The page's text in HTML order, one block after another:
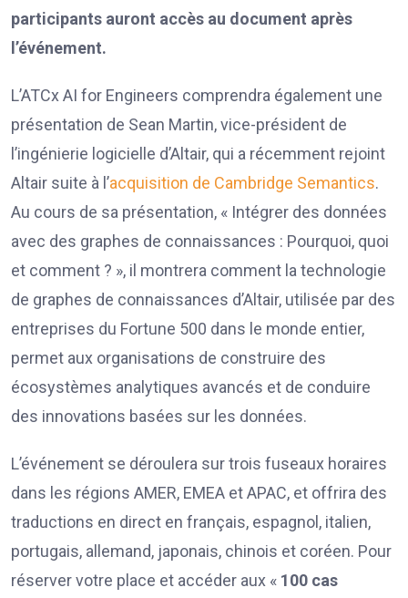
participants auront accès au document après
l’événement.
L’ATCx AI for Engineers comprendra également une
présentation de Sean Martin, vice-président de
l’ingénierie logicielle d’Altair, qui a récemment rejoint
Altair suite à l’acquisition de Cambridge Semantics.
Au cours de sa présentation, « Intégrer des données
avec des graphes de connaissances : Pourquoi, quoi
et comment ? », il montrera comment la technologie
de graphes de connaissances d’Altair, utilisée par des
entreprises du Fortune 500 dans le monde entier,
permet aux organisations de construire des
écosystèmes analytiques avancés et de conduire
des innovations basées sur les données.
L’événement se déroulera sur trois fuseaux horaires
dans les régions AMER, EMEA et APAC, et offrira des
traductions en direct en français, espagnol, italien,
portugais, allemand, japonais, chinois et coréen. Pour
réserver votre place et accéder aux « 100 cas